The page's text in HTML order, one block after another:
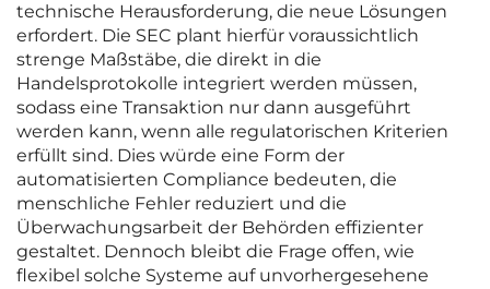
technische Herausforderung, die neue Lösungen
erfordert. Die SEC plant hierfür voraussichtlich
strenge Maßstäbe, die direkt in die
Handelsprotokolle integriert werden müssen,
sodass eine Transaktion nur dann ausgeführt
werden kann, wenn alle regulatorischen Kriterien
erfüllt sind. Dies würde eine Form der
automatisierten Compliance bedeuten, die
menschliche Fehler reduziert und die
Überwachungsarbeit der Behörden effizienter
gestaltet. Dennoch bleibt die Frage offen, wie
flexibel solche Systeme auf unvorhergesehene